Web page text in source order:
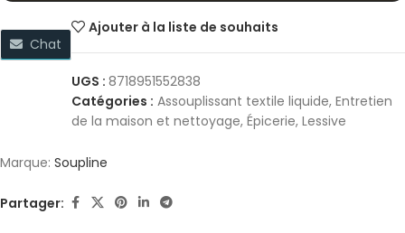
Ajouter à la liste de souhaits
Chat
UGS : 8718951552838
Catégories : Assouplissant textile liquide, Entretien
de la maison et nettoyage, Épicerie, Lessive
Marque: Soupline
Partager: